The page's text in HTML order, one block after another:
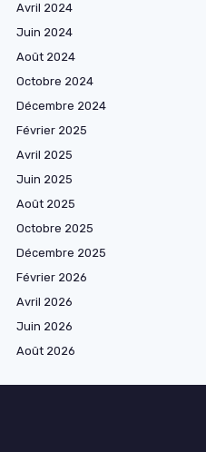
Avril 2024
Juin 2024
Août 2024
Octobre 2024
Décembre 2024
Février 2025
Avril 2025
Juin 2025
Août 2025
Octobre 2025
Décembre 2025
Février 2026
Avril 2026
Juin 2026
Août 2026